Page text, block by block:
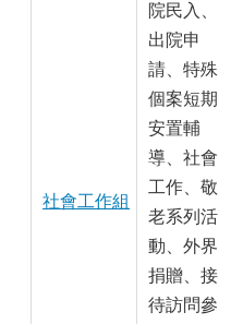
社會工作組
院民入、
出院申
請、特殊
個案短期
安置輔
導、社會
工作、敬
老系列活
動、外界
捐贈、接
待訪問參